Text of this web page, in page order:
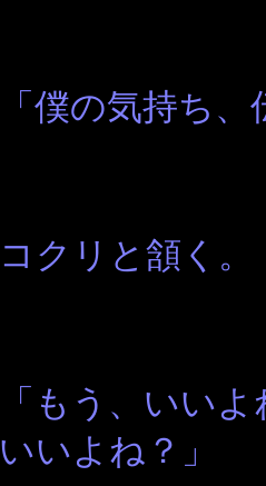
「僕の気持ち
コクリと頷く。
「もう、いい
いいよね？」